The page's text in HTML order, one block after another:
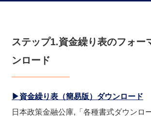
ステップ1.資金繰り表のフォー
ンロード
▶資金繰り表（簡易版）ダウンロード
日本政策金融公庫,「各種書式ダウンロ